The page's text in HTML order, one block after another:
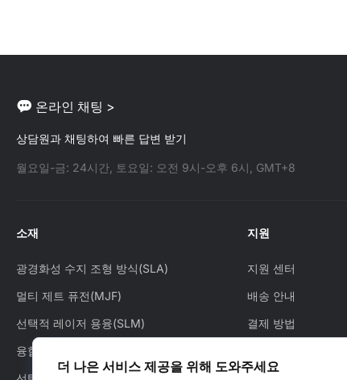
온라인 채팅 >
상담원과 채팅하여 빠른 답변 받기
월요일-금: 24시간, 토요일: 오전 9시-오후 6시, GMT+8
소재
광경화성 수지 조형 방식(SLA)
멀티 제트 퓨전(MJF)
선택적 레이저 용융(SLM)
융합증착모델링 (FDM)
지원
지원 센터
배송 안내
결제 방법
더 나은 서비스 제공을 위해 도와주세요